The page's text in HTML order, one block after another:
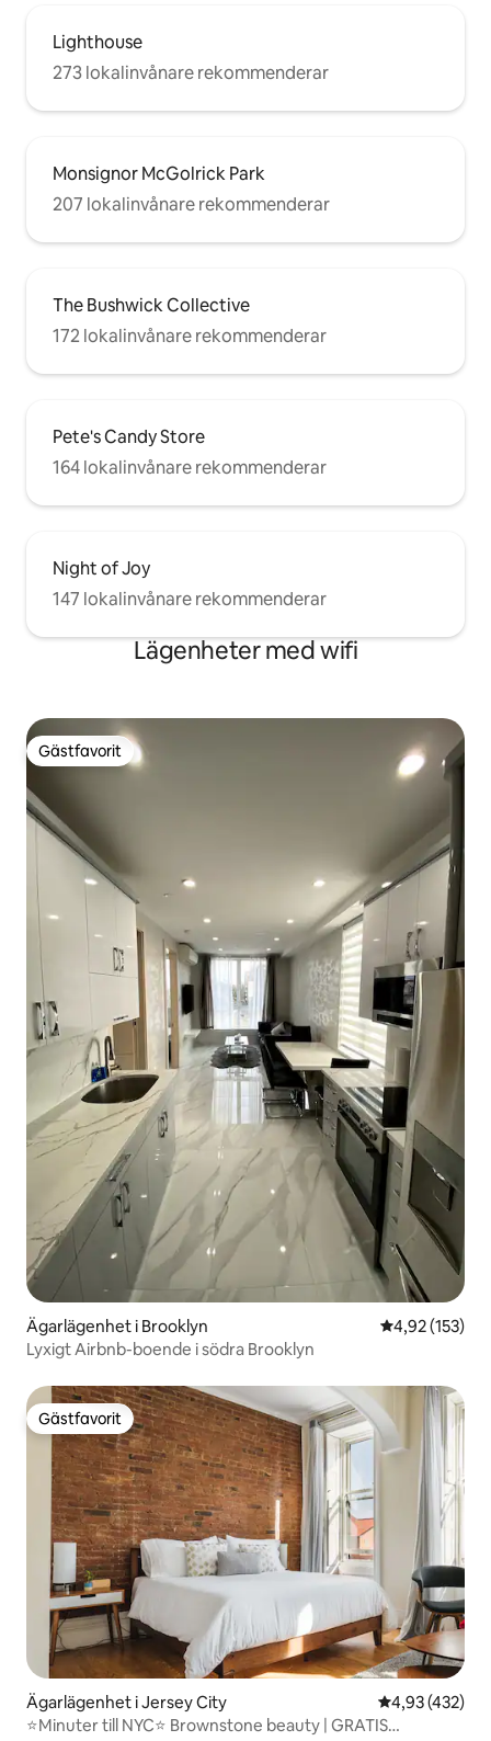
Lighthouse
273 lokalinvånare rekommenderar
Monsignor McGolrick Park
207 lokalinvånare rekommenderar
The Bushwick Collective
172 lokalinvånare rekommenderar
Pete's Candy Store
164 lokalinvånare rekommenderar
Night of Joy
147 lokalinvånare rekommenderar
Lägenheter med wifi
Gästfavorit
Gästfavorit
Ägarlägenhet i Brooklyn 4,92 av 5 i
4,92 (153)
Lyxigt Airbnb-boende i södra Brooklyn
Gästfavorit
Gästfavorit
Ägarlägenhet i Jersey City 4,93 av 5 i
4,93 (432)
⭐Minuter till NYC⭐ Brownstone beauty | GRATIS